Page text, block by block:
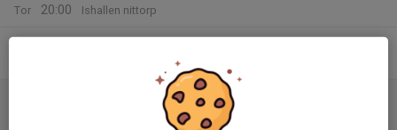
Tor
20:00
Ishallen nittorp